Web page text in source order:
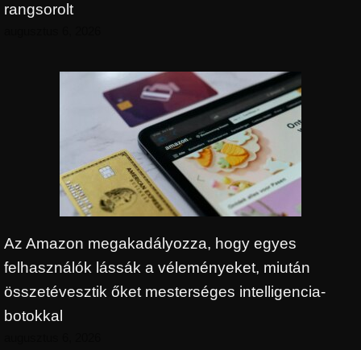
rangsorolt
Az Amazon megakadályozza, hogy egyes
felhasználók lássák a véleményeket, miután
összetévesztik őket mesterséges intelligencia-
botokkal